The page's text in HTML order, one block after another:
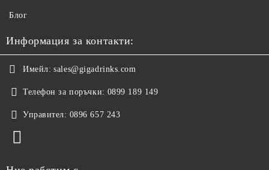
Блог
Информация за контакти:
Имейл: sales@gigadrinks.com
Телефон за поръчки: 0899 189 149
Управител: 0896 657 243